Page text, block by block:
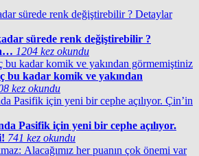
sürede renk değiştirebilir ?
1204 kez okundu
bu kadar komik ve yakından
kez okundu
Pasifik için yeni bir cephe açılıyor.
741 kez okundu